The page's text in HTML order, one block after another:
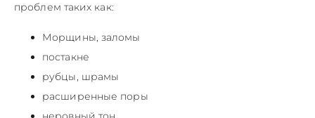
проблем таких как:
Морщины, заломы
постакне
рубцы, шрамы
расширенные поры